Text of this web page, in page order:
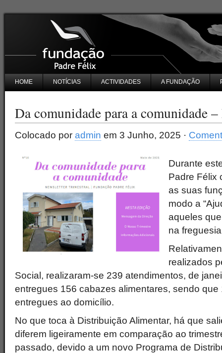
HOME NOTÍCIAS ACTIVIDADES A FUNDAÇÃO
Da comunidade para a comunidade
Colocado por admin em 3 Junho, 2025 ·
Durante
Padre Félix
as suas
modo a
aqueles
na
realizados
Social, realizaram-se 239 atendimentos, de
entregues 156 cabazes alimentares, sendo que
entregues ao domicílio.
No que toca à Distribuição Alimentar, há que
diferem ligeiramente em comparação ao
passado, devido a um novo Programa de